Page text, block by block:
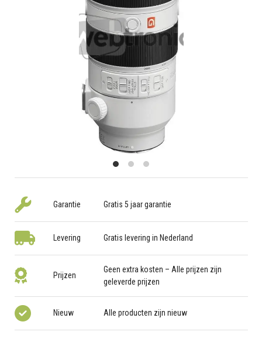
Garantie Gratis 5 jaar garantie
Levering Gratis levering in Nederland
Prijzen
Geen extra kosten – Alle prijzen zijn
geleverde prijzen
Nieuw Alle producten zijn nieuw